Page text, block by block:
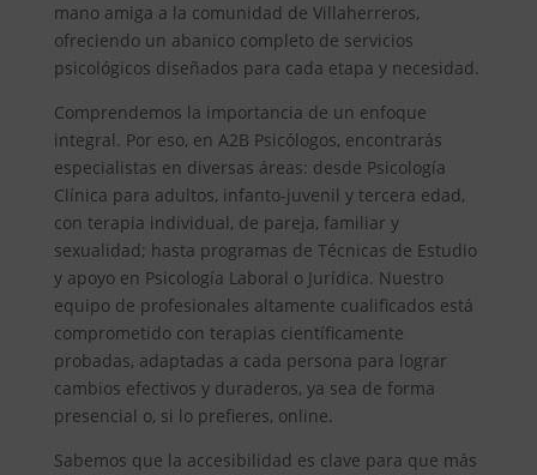
mano amiga a la comunidad de Villaherreros,
ofreciendo un abanico completo de servicios
psicológicos diseñados para cada etapa y necesidad.
Comprendemos la importancia de un enfoque
integral. Por eso, en A2B Psicólogos, encontrarás
especialistas en diversas áreas: desde Psicología
Clínica para adultos, infanto-juvenil y tercera edad,
con terapia individual, de pareja, familiar y
sexualidad; hasta programas de Técnicas de Estudio
y apoyo en Psicología Laboral o Jurídica. Nuestro
equipo de profesionales altamente cualificados está
comprometido con terapias científicamente
probadas, adaptadas a cada persona para lograr
cambios efectivos y duraderos, ya sea de forma
presencial o, si lo prefieres, online.
Sabemos que la accesibilidad es clave para que más